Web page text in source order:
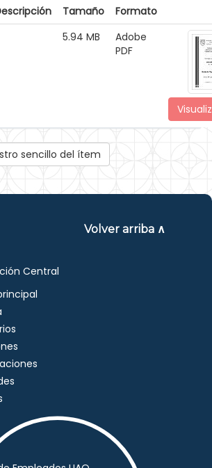
Tamaño
Formato
5.94 MB
Adobe
PDF
sencillo del ítem
Volver arriba ∧
Central